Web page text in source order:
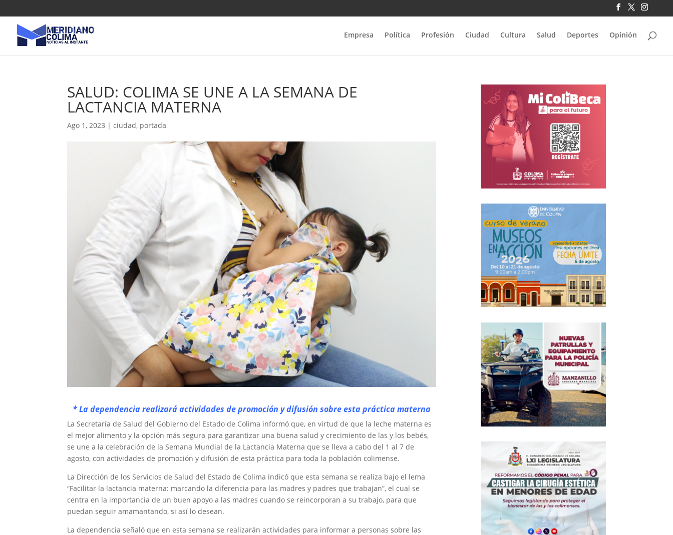
Empresa Política Profesión Ciudad Cultura Salud Deportes Opinión
SALUD: COLIMA SE UNE A LA SEMANA DE
LACTANCIA MATERNA
Ago 1, 2023 |ciudad, portada
* La dependencia realizará actividades de promoción y difusión sobre esta práctica materna
La Secretaría de Salud del Gobierno del Estado de Colima informó que, en virtud de que la leche materna es
el mejor alimento y la opción más segura para garantizar una buena salud y crecimiento de las y los bebés,
se une a la celebración de la Semana Mundial de la Lactancia Materna que se lleva a cabo del 1 al 7 de
agosto, con actividades de promoción y difusión de esta práctica para toda la población colimense.
La Dirección de los Servicios de Salud del Estado de Colima indicó que esta semana se realiza bajo el lema
“Facilitar la lactancia materna: marcando la diferencia para las madres y padres que trabajan”, el cual se
centra en la importancia de un buen apoyo a las madres cuando se reincorporan a su trabajo, para que
puedan seguir amamantando, si así lo desean.
La dependencia señaló que en esta semana se realizarán actividades para informar a personas sobre las